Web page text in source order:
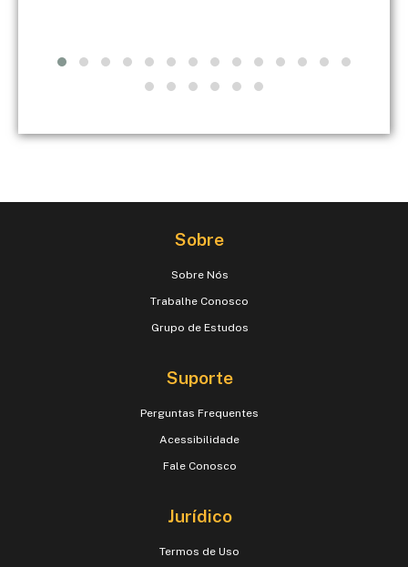
Sobre
Sobre Nós
Trabalhe Conosco
Grupo de Estudos
Suporte
Perguntas Frequentes
Acessibilidade
Fale Conosco
Jurídico
Termos de Uso